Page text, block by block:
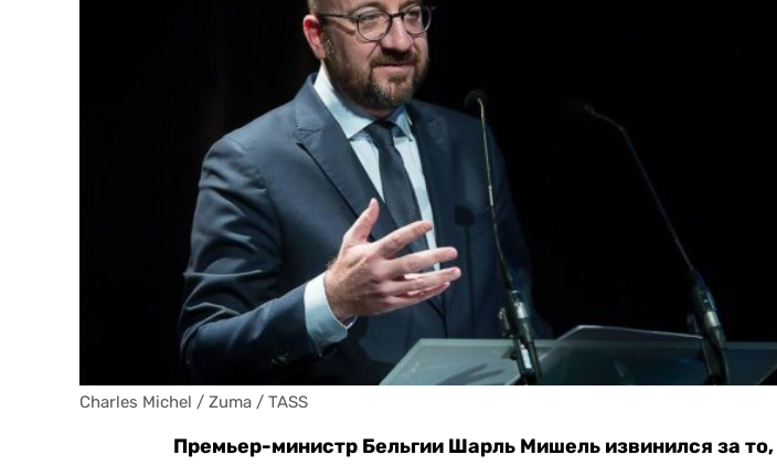
Charles Michel / Zuma / TASS
Премьер-министр Бельгии Шарль Мишель извинился за то,